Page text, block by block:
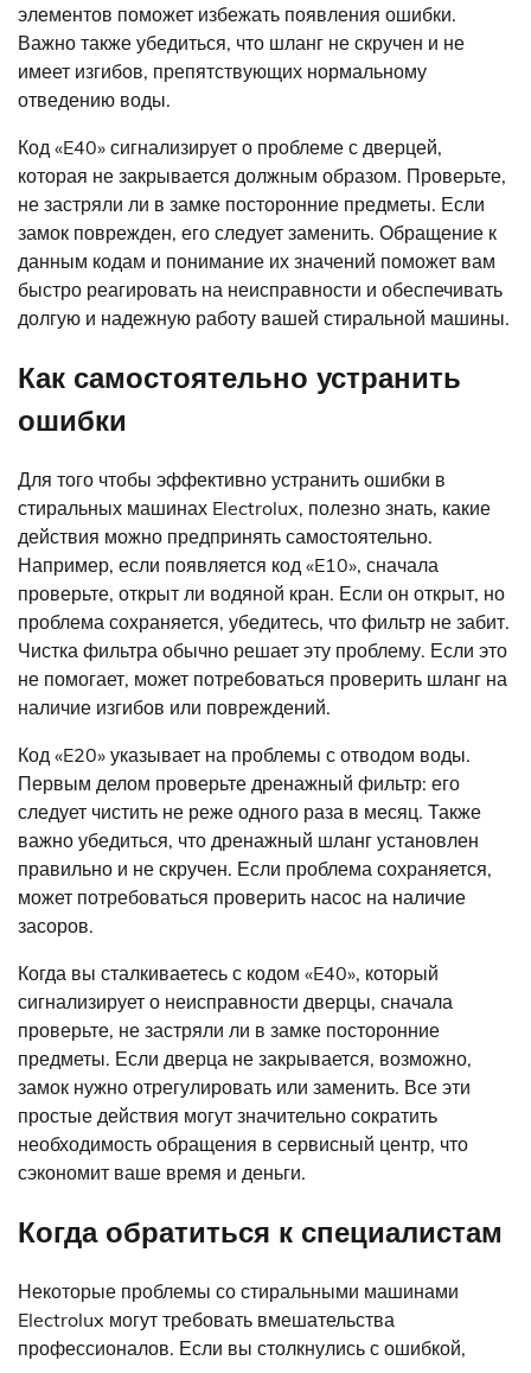
элементов поможет избежать появления ошибки.
Важно также убедиться, что шланг не скручен и не
имеет изгибов, препятствующих нормальному
отведению воды.
Код «E40» сигнализирует о проблеме с дверцей,
которая не закрывается должным образом. Проверьте,
не застряли ли в замке посторонние предметы. Если
замок поврежден, его следует заменить. Обращение к
данным кодам и понимание их значений поможет вам
быстро реагировать на неисправности и обеспечивать
долгую и надежную работу вашей стиральной машины.
Как самостоятельно устранить
ошибки
Для того чтобы эффективно устранить ошибки в
стиральных машинах Electrolux, полезно знать, какие
действия можно предпринять самостоятельно.
Например, если появляется код «E10», сначала
проверьте, открыт ли водяной кран. Если он открыт, но
проблема сохраняется, убедитесь, что фильтр не забит.
Чистка фильтра обычно решает эту проблему. Если это
не помогает, может потребоваться проверить шланг на
наличие изгибов или повреждений.
Код «E20» указывает на проблемы с отводом воды.
Первым делом проверьте дренажный фильтр: его
следует чистить не реже одного раза в месяц. Также
важно убедиться, что дренажный шланг установлен
правильно и не скручен. Если проблема сохраняется,
может потребоваться проверить насос на наличие
засоров.
Когда вы сталкиваетесь с кодом «E40», который
сигнализирует о неисправности дверцы, сначала
проверьте, не застряли ли в замке посторонние
предметы. Если дверца не закрывается, возможно,
замок нужно отрегулировать или заменить. Все эти
простые действия могут значительно сократить
необходимость обращения в сервисный центр, что
сэкономит ваше время и деньги.
Когда обратиться к специалистам
Некоторые проблемы со стиральными машинами
Electrolux могут требовать вмешательства
профессионалов. Если вы столкнулись с ошибкой,